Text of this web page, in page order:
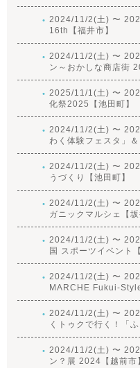
2024/11/2(土) 〜
16th【福井市】
2024/11/2(土) 〜
ン～おかしな商店街
2025/11/1(土) 〜
化祭2025【池田町】
2024/11/2(土) 〜
わく体験フェスタ」
2024/11/2(土) 〜
うづくり【池田町】
2024/11/2(土) 〜
ガニックマルシェ【坂
2024/11/2(土) 〜
国 スポーツイベント
2024/11/2(土) 〜
MARCHE Fukui-
2024/11/2(土) 〜
くトゥクで行く！「
2024/11/2(土) 〜
ン？展 2024【越前市